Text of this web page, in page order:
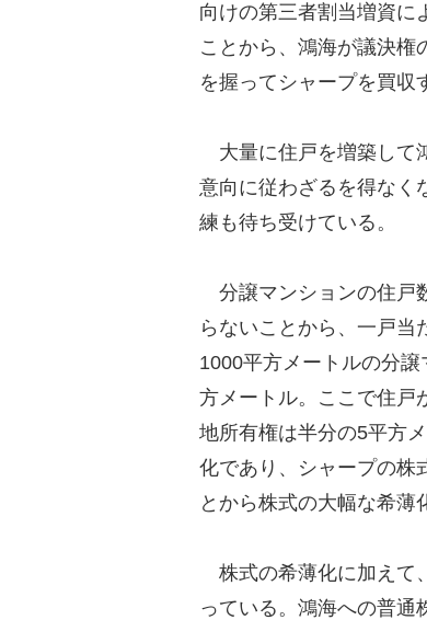
向けの第三者割当増資に
ことから、鴻海が議決権
を握ってシャープを買収
大量に住戸を増築して
意向に従わざるを得なく
練も待ち受けている。
分譲マンションの住戸
らないことから、一戸当
1000平方メートルの分
方メートル。ここで住戸
地所有権は半分の5平方
化であり、シャープの株
とから株式の大幅な希薄
株式の希薄化に加えて
っている。鴻海への普通